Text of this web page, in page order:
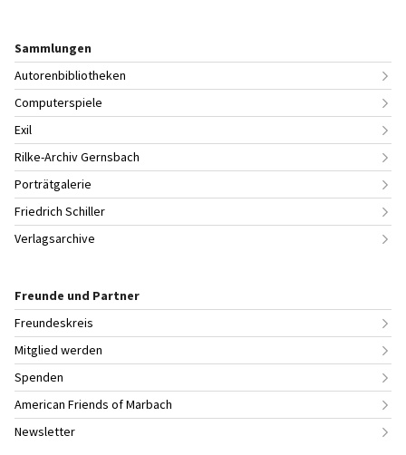
Sammlungen
Autorenbibliotheken
Computerspiele
Exil
Rilke-Archiv Gernsbach
Porträtgalerie
Friedrich Schiller
Verlagsarchive
Freunde und Partner
Freundeskreis
Mitglied werden
Spenden
American Friends of Marbach
Newsletter